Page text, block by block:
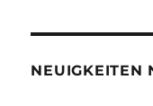
NEUIGKEITEN